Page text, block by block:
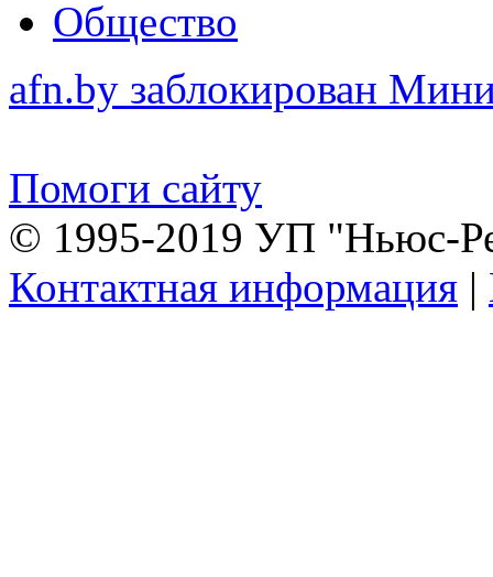
Общество
afn.by заблокирован
Помоги сайту
© 1995-2019 УП "Ньюс-
Контактная информация |